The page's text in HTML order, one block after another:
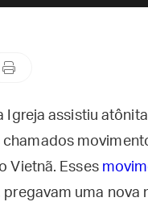
Igreja assistiu
Vietnã. Esses
uma nova